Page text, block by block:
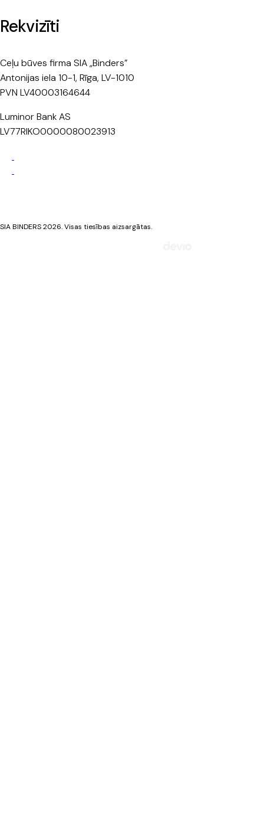
Rekvizīti
Ceļu būves firma SIA „Binders”
Antonijas iela 10-1, Rīga, LV-1010
PVN LV40003164644
Luminor Bank AS
LV77RIKO0000080023913
SIA BINDERS 2026. Visas tiesības aizsargātas.